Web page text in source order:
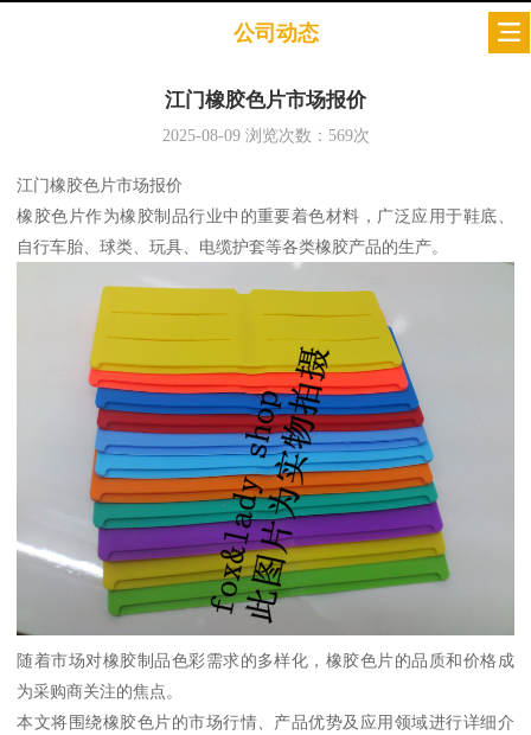
公司动态
江门橡胶色片市场报价
2025-08-09浏览次数： 569次
江门橡胶色片市场报价
橡胶色片作为橡胶制品行业中的重要着色材料，广泛应用于鞋底、
自行车胎、球类、玩具、电缆护套等各类橡胶产品的生产。
随着市场对橡胶制品色彩需求的多样化，橡胶色片的品质和价格成
为采购商关注的焦点。
本文将围绕橡胶色片的市场行情、产品优势及应用领域进行详细介